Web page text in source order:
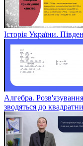
Історія України.
Алгебра.
зводяться до